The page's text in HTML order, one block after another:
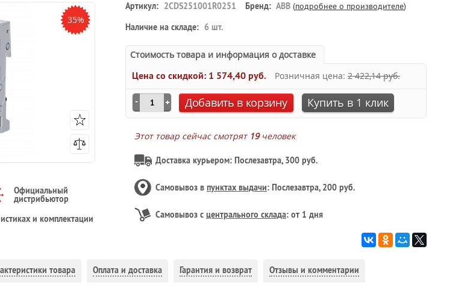
35%
Официальный
дистрибьютор
и комплектации
Артикул: 2CDS251001R0251 Бренд: ABB (подробнее о производителе)
Наличие на складе: 6 шт.
Стоимость товара и информация о доставке
Цена со скидкой: 1 574,40 руб. Розничная цена: 2 422,14 руб.
Добавить в корзину Купить в 1 клик
Этот товар сейчас смотрят 19человек
Доставка курьером: Послезавтра, 300 руб.
Самовывоз в пунктах выдачи: Послезавтра, 200 руб.
Самовывоз с центрального склада: от 1 дня
товара Оплата и доставка Гарантия и возврат Отзывы и комментарии